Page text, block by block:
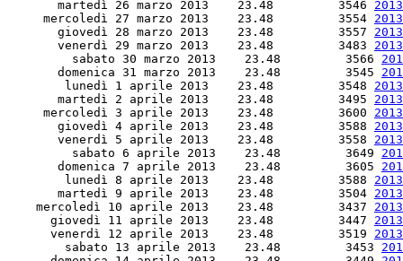
       martedì 26 marzo 2013    23.48         3546
     mercoledì 27 marzo 2013    23.48         3554
       giovedì 28 marzo 2013    23.48         3557
       venerdì 29 marzo 2013    23.48         3483
         sabato 30 marzo 2013    23.48         3566
       domenica 31 marzo 2013    23.48         3545
        lunedì 1 aprile 2013    23.48         3548
       martedì 2 aprile 2013    23.48         3495
     mercoledì 3 aprile 2013    23.48         3600
       giovedì 4 aprile 2013    23.48         3588
       venerdì 5 aprile 2013    23.48         3558
         sabato 6 aprile 2013    23.48         3649
       domenica 7 aprile 2013    23.48         3605
        lunedì 8 aprile 2013    23.48         3588
       martedì 9 aprile 2013    23.48         3504
    mercoledì 10 aprile 2013    23.48         3437
      giovedì 11 aprile 2013    23.48         3447
      venerdì 12 aprile 2013    23.48         3519
        sabato 13 aprile 2013    23.48         3453